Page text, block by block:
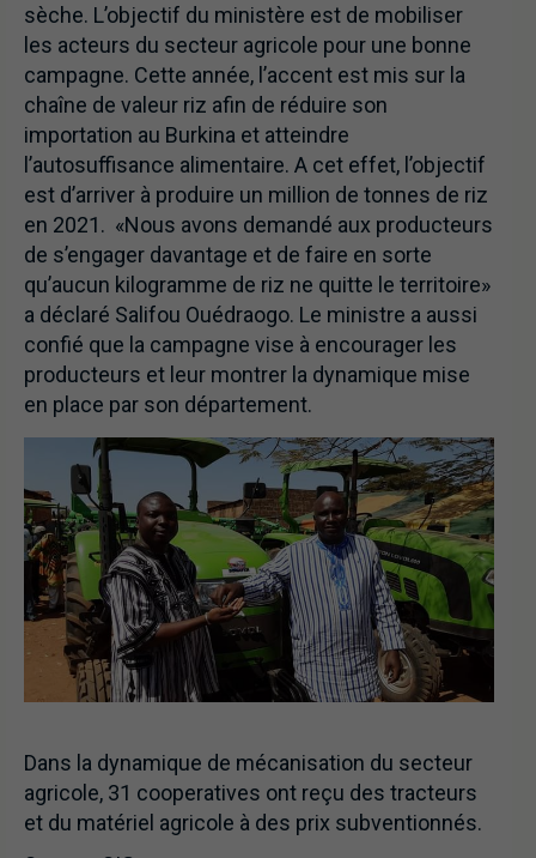
sèche. L’objectif du ministère est de mobiliser
les acteurs du secteur agricole pour une bonne
campagne. Cette année, l’accent est mis sur la
chaîne de valeur riz afin de réduire son
importation au Burkina et atteindre
l’autosuffisance alimentaire. A cet effet, l’objectif
est d’arriver à produire un million de tonnes de riz
en 2021. «Nous avons demandé aux producteurs
de s’engager davantage et de faire en sorte
qu’aucun kilogramme de riz ne quitte le territoire»
a déclaré Salifou Ouédraogo. Le ministre a aussi
confié que la campagne vise à encourager les
producteurs et leur montrer la dynamique mise
en place par son département.
Dans la dynamique de mécanisation du secteur
agricole, 31 cooperatives ont reçu des tracteurs
et du matériel agricole à des prix subventionnés.